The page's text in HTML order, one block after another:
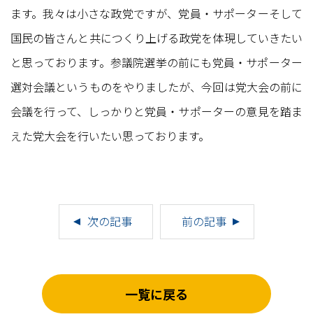
ます。我々は小さな政党ですが、党員・サポーターそして
国民の皆さんと共につくり上げる政党を体現していきたい
と思っております。参議院選挙の前にも党員・サポーター
選対会議というものをやりましたが、今回は党大会の前に
会議を行って、しっかりと党員・サポーターの意見を踏ま
えた党大会を行いたい思っております。
次の記事 前の記事
一覧に戻る